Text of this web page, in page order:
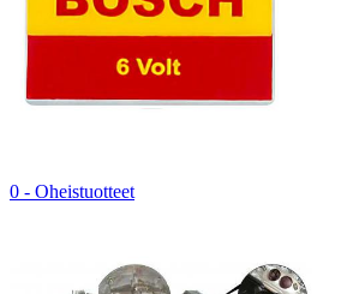
0 - Oheistuotteet